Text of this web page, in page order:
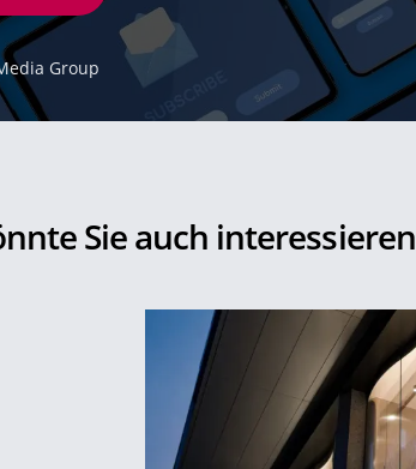
Group
Sie auch interessieren